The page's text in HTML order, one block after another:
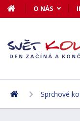
O NÁS
Sprchové